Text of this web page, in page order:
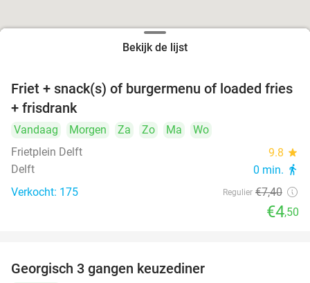
Bekijk de lijst
39%
Friet + snack(s) of burgermenu of loaded fries
+ frisdrank
Vandaag Morgen Za Zo Ma
Wo
Frietplein Delft
9.8 star
Delft 0 min. directions_walk
Verkocht: 175 Regulier €7,40
€4,50
Georgisch 3 gangen keuzediner